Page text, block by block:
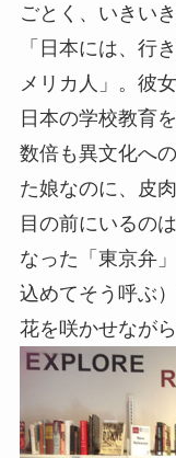
ごとく、いきい
「日本には、行
メリカ人」。彼
日本の学校教育
数倍も異文化へ
た娘なのに、皮
目の前にいるの
なった「東京弁
込めてそう呼ぶ
花を咲かせなが